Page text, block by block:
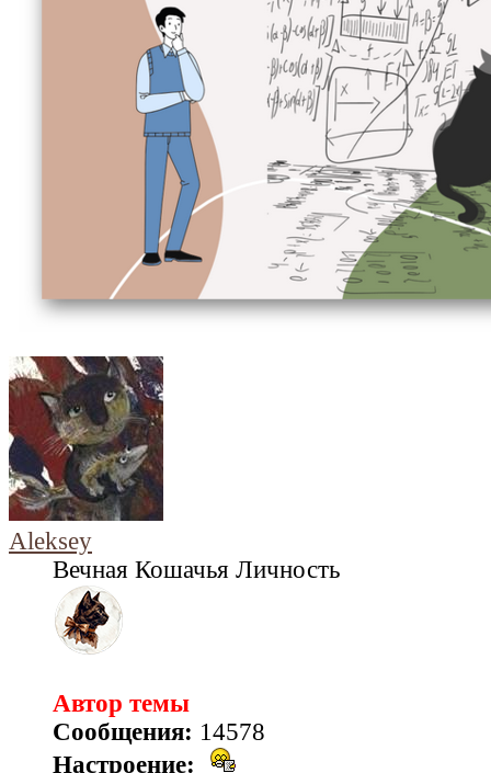
Aleksey
Вечная Кошачья Личность
Автор темы
Сообщения: 14578
Настроение: